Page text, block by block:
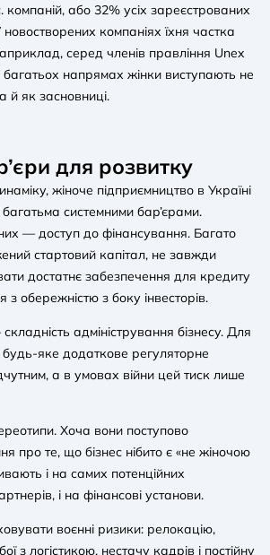
або 32% усіх зареєстрованих
новостворених компаніях їхня частка
серед членів правління Unex
напрямах жінки виступають не
й як засновниці.
для розвитку
жіноче підприємництво в Україні
багатьма системними бар’єрами.
— доступ до фінансування. Багато
стартовий капітал, не завжди
достатнє забезпечення для кредиту
з обережністю з боку інвесторів.
адміністрування бізнесу. Для
яке додаткове регуляторне
а в умовах війни цей тиск лише
Хоча вони поступово
про те, що бізнес нібито є «не жіночою
і на самих потенційних
і на фінансові установи.
воєнні ризики: релокацію,
з логістикою, нестачу кадрів і постійну